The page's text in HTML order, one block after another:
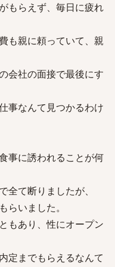
もらえず、毎日に疲れ
も親に頼っていて、親
会社の面接で最後にす
事なんて見つかるわけ
事に誘われることが何
全て断りましたが、
らいました。
もあり、性にオープン
定までもらえるなんて